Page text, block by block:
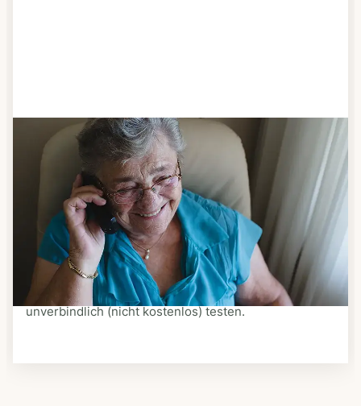
Schritt 3
Bestellen & liefern lassen
Suchen Sie sich aus dem Speiseplan Ihres Anbieters
aus, was Ihnen schmeckt. Bestellen Sie telefonisch,
schriftlich oder im Online-Shop Ihres Anbieters.
Ein Kurier liefert Ihnen das bestellte Essen zum
vereinbarten Zeitpunkt nach Hause. Bei vielen
Anbietern können Sie Essen auf Rädern auch
unverbindlich (nicht kostenlos) testen.